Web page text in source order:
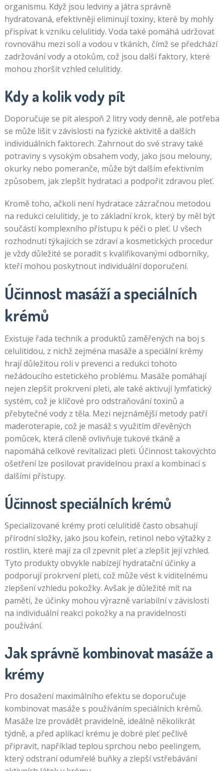
organismu. Když jsou ledviny a játra správně
hydratovaná, efektivněji eliminují toxiny, které by mohly
přispívat k vzniku celulitidy. Voda také pomáhá udržovat
rovnováhu mezi solí a vodou v tkáních, čímž se předchází
zadržování vody a otokům, což jsou další faktory, které
mohou zhoršit vzhled celulitidy.
Kdy a kolik vody pít
Doporučuje se pít alespoň 2 litry vody denně, ale potřeba
se může lišit v závislosti na fyzické aktivitě a dalších
individuálních faktorech. Zahrnout do své stravy také
potraviny s vysokým obsahem vody, jako jsou melouny,
okurky nebo pomeranče, může být dalším efektivním
způsobem, jak zlepšit hydrataci a podpořit zdravou pleť.
Kromě toho, ačkoli není hydratace zázračnou metodou
na redukci celulitidy, je to základní krok, který by měl být
součástí komplexního přístupu k péči o pleť. U všech
rozhodnutí týkajících se zdraví a kosmetických procedur
je vždy důležité se poradit s kvalifikovanými odborníky,
kteří mohou poskytnout individuální doporučení.
Účinnost masáží a speciálních
krémů
Existuje řada technik a produktů zaměřených na boj s
celulitidou, z nichž zejména masáže a speciální krémy
hrají důležitou roli v prevenci a redukci tohoto
nežádoucího estetického problému. Masáže pomáhají
nejen zlepšit prokrvení pleti, ale také aktivují lymfatický
systém, což je klíčové pro odstraňování toxinů a
přebytečné vody z těla. Mezi nejznámější metody patří
maderoterapie, což je masáž s využitím dřevěných
pomůcek, která cíleně ovlivňuje tukové tkáně a
napomáhá celkové revitalizaci pleti. Účinnost takovýchto
ošetření lze posilovat pravidelnou praxí a kombinací s
dalšími přístupy.
Účinnost speciálních krémů
Specializované krémy proti celulitidě často obsahují
přírodní složky, jako jsou kofein, retinol nebo výtažky z
rostlin, které mají za cíl zpevnit pleť a zlepšit její vzhled.
Tyto produkty obvykle nabízejí hydratační účinky a
podporují prokrvení pleti, což může vést k viditelnému
zlepšení vzhledu pokožky. Avšak je důležité mít na
paměti, že účinky mohou výrazně variabilní v závislosti
na individuální reakci pokožky a na pravidelnosti
používání.
Jak správně kombinovat masáže a
krémy
Pro dosažení maximálního efektu se doporučuje
kombinovat masáže s používáním speciálních krémů.
Masáže lze provádět pravidelně, ideálně několikrát
týdně, a před aplikací krému je dobré pleť pečlivě
připravit, například teplou sprchou nebo peelingem,
který odstraní odumřelé buňky a zlepší vstřebávání